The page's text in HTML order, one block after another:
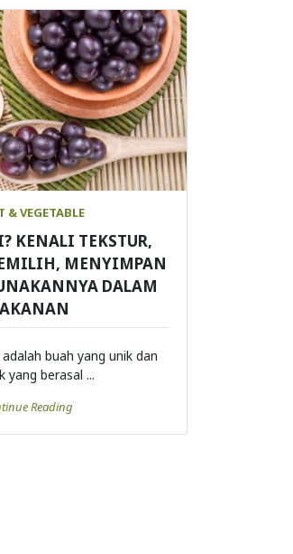
& VEGETABLE
KENALI TEKSTUR,
MENYIMPAN
DALAM
buah yang unik dan
yang berasal ...
Reading